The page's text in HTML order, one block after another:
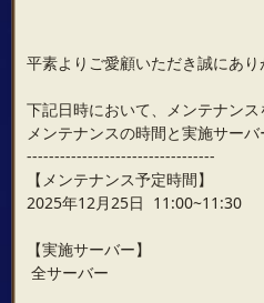
平素よりご愛顧いただき誠にあり
下記日時において、メンテナンス
メンテナンスの時間と実施サーバ
----------------------------------
【メンテナンス予定時間】
2025年12月25日 11:00~11:30
【実施サーバー】
全サーバー